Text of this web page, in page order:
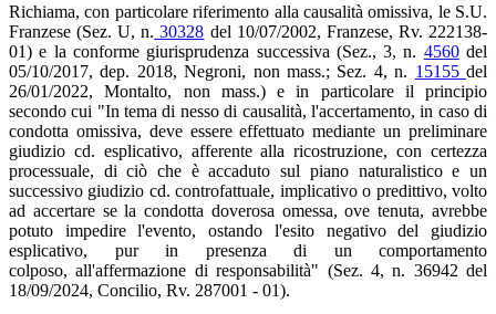
Richiama, con particolare riferimento alla causalità omissiva, le S.U.
Franzese (Sez. U, n. 30328 del 10/07/2002, Franzese, Rv. 222138-
01) e la conforme giurisprudenza successiva (Sez., 3, n. 4560del
05/10/2017, dep. 2018, Negroni, non mass.; Sez. 4, n. 15155del
26/01/2022, Montalto, non mass.) e in particolare il principio
secondo cui "In tema di nesso di causalità, l'accertamento, in caso di
condotta omissiva, deve essere effettuato mediante un preliminare
giudizio cd. esplicativo, afferente alla ricostruzione, con certezza
processuale, di ciò che è accaduto sul piano naturalistico e un
successivo giudizio cd. controfattuale, implicativo o predittivo, volto
ad accertare se la condotta doverosa omessa, ove tenuta, avrebbe
potuto impedire l'evento, ostando l'esito negativo del giudizio
esplicativo, pur in presenza di un comportamento
colposo, all'affermazione di responsabilità" (Sez. 4, n. 36942 del
18/09/2024, Concilio, Rv. 287001 - 01).